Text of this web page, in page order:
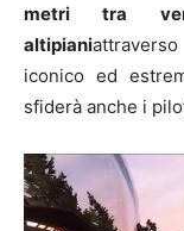
metri tra
altipiani
iconico ed
sfiderà anche i